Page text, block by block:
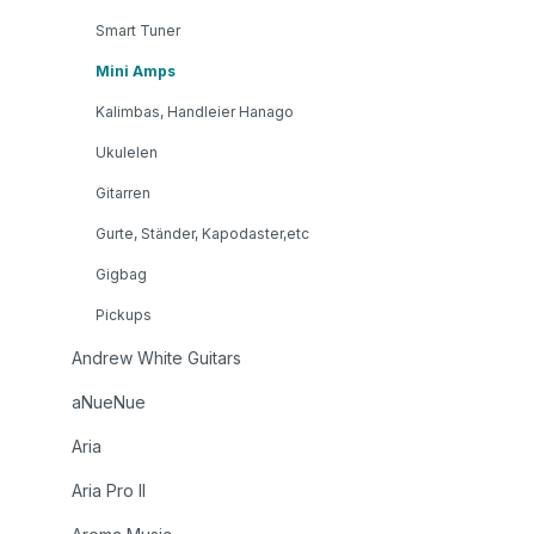
Smart Tuner
Mini Amps
Kalimbas, Handleier Hanago
Ukulelen
Gitarren
Gurte, Ständer, Kapodaster,etc
Gigbag
Pickups
Andrew White Guitars
aNueNue
Aria
Aria Pro II